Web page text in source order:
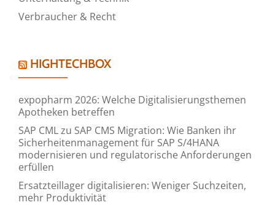
Verbraucher & Recht
HIGHTECHBOX
expopharm 2026: Welche Digitalisierungsthemen
Apotheken betreffen
SAP CML zu SAP CMS Migration: Wie Banken ihr
Sicherheitenmanagement für SAP S/4HANA
modernisieren und regulatorische Anforderungen
erfüllen
Ersatzteillager digitalisieren: Weniger Suchzeiten,
mehr Produktivität